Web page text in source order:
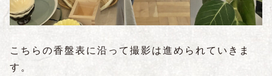
こちらの香盤表に沿って撮影は進められていきま
す。